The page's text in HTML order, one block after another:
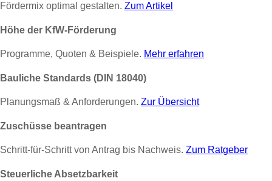
Fördermix optimal gestalten. Zum Artikel
Höhe der KfW-Förderung
Programme, Quoten & Beispiele. Mehr erfahren
Bauliche Standards (DIN 18040)
Planungsmaß & Anforderungen. Zur Übersicht
Zuschüsse beantragen
Schritt-für-Schritt von Antrag bis Nachweis. Zum Ratgeber
Steuerliche Absetzbarkeit